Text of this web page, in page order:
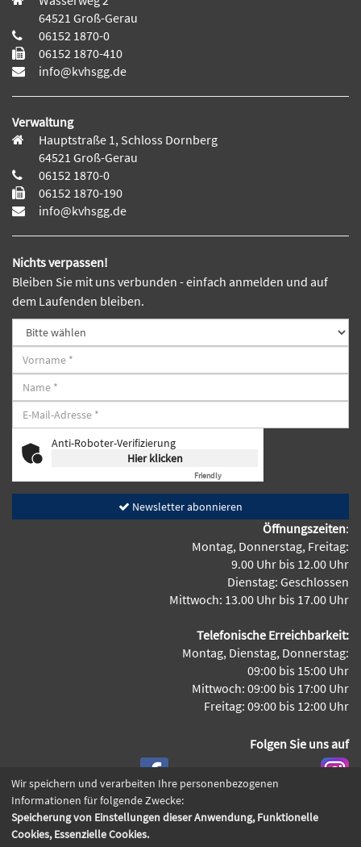
64521 Groß-Gerau
06152 1870-0
06152 1870-410
info@kvhsgg.de
Verwaltung
Hauptstraße 1, Schloss Dornberg
64521 Groß-Gerau
06152 1870-0
06152 1870-190
info@kvhsgg.de
Nichts verpassen!
Bleiben Sie mit uns verbunden - einfach anmelden und auf
dem Laufenden bleiben.
Anti-Roboter-Verifizierung
Hier klicken
Friendly
Newsletter abonnieren
Öffnungszeiten:
Montag, Donnerstag, Freitag:
9.00 Uhr bis 12.00 Uhr
Dienstag: Geschlossen
Mittwoch: 13.00 Uhr bis 17.00 Uhr
Telefonische Erreichbarkeit:
Montag, Dienstag, Donnerstag:
09:00 bis 15:00 Uhr
Mittwoch: 09:00 bis 17:00 Uhr
Freitag: 09:00 bis 12:00 Uhr
Folgen Sie uns auf
Cookie Einstellungen
Wir speichern und verarbeiten Ihre personenbezogenen
Informationen für folgende Zwecke:
Speicherung von Einstellungen dieser Anwendung, Funktionelle
Cookies, Essenzielle Cookies.